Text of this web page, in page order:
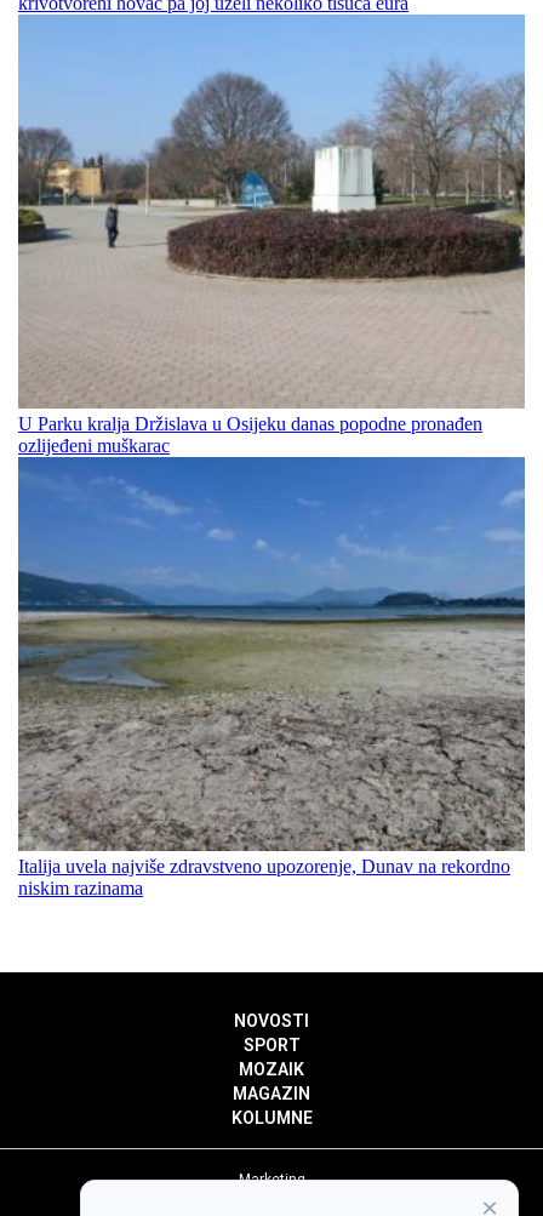
U Parku kralja Držislava u Osijeku danas popodne pronađen
ozlijeđeni muškarac
Italija uvela najviše zdravstveno upozorenje, Dunav na rekordno
niskim razinama
NOVOSTI
SPORT
MOZAIK
MAGAZIN
KOLUMNE
Marketing
×